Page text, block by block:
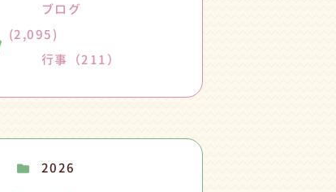
ブログ
(2,095)
行事
（211）
2026